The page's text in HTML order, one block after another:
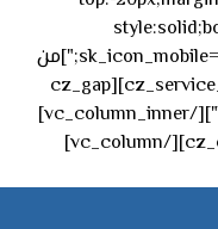
sk_icon_mobile="margin-right:0px;margin-left:0px;"]من
الاثنين إلى الجمعة ٩:٠٠ - ١٧:٠٠[/cz_service_box][cz_gap
height="0px" height_tablet="50px"][/vc_column_inner]
[/vc_row_inner][/cz_content_box][/vc_column]